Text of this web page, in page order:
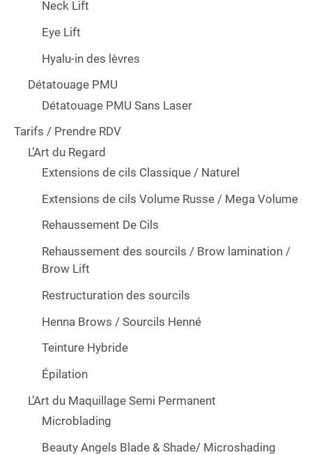
Neck Lift
Eye Lift
Hyalu-in des lèvres
Détatouage PMU
Détatouage PMU Sans Laser
Tarifs / Prendre RDV
L’Art du Regard
Extensions de cils Classique / Naturel
Extensions de cils Volume Russe / Mega Volume
Rehaussement De Cils
Rehaussement des sourcils / Brow lamination /
Brow Lift
Restructuration des sourcils
Henna Brows / Sourcils Henné
Teinture Hybride
Épilation
L’Art du Maquillage Semi Permanent
Microblading
Beauty Angels Blade & Shade/ Microshading